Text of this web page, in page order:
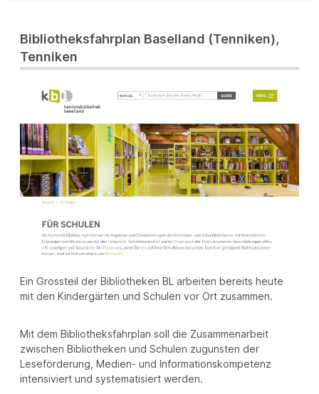
Bibliotheksfahrplan Baselland (Tenniken),
Tenniken
Ein Grossteil der Bibliotheken BL arbeiten bereits heute
mit den Kindergärten und Schulen vor Ort zusammen.
Mit dem Bibliotheksfahrplan soll die Zusammenarbeit
zwischen Bibliotheken und Schulen zugunsten der
Leseförderung, Medien- und Informationskompetenz
intensiviert und systematisiert werden.